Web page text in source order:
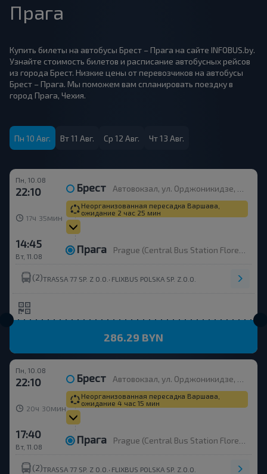
Прага
Купить билеты на автобусы Брест – Прага на сайте INFOBUS.by.
Узнайте стоимость билетов и расписание автобусных рейсов
из города Брест. Низкие цены от перевозчиков на автобусы
Брест – Прага. Мы поможем вам спланировать поездку в
город Прага, Чехия.
Пн 10 Авг. Вт 11 Авг. Ср 12 Авг. Чт 13 Авг.
Пн, 10.08
22:10 Брест Автовокзал, ул. Орджоникидзе, 12, платформа 10
17ч 35 мин
Неорганизованная пересадка Варшава,
ожидание 2 час 25 мин
Вт, 11.08
14:45 Прага Prague (Central Bus Station Florenc)
(2)TRASSA 77 SP. Z O.O. FLIXBUS POLSKA SP. Z.O.O.
286.29 BYN
Пн, 10.08
22:10 Брест Автовокзал, ул. Орджоникидзе, 12, платформа 10
20ч 30 мин
Неорганизованная пересадка Варшава,
ожидание 4 час 15 мин
Вт, 11.08
17:40 Прага Prague (Central Bus Station Florenc)
(2)TRASSA 77 SP. Z O.O. FLIXBUS POLSKA SP. Z.O.O.